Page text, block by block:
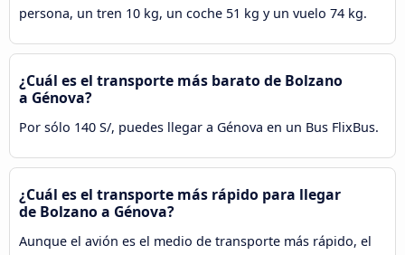
persona, un tren 10 kg, un coche 51 kg y un vuelo 74 kg.
¿Cuál es el transporte más barato de Bolzano
a Génova?
Por sólo 140 S/, puedes llegar a Génova en un Bus FlixBus.
¿Cuál es el transporte más rápido para llegar
de Bolzano a Génova?
Aunque el avión es el medio de transporte más rápido, el